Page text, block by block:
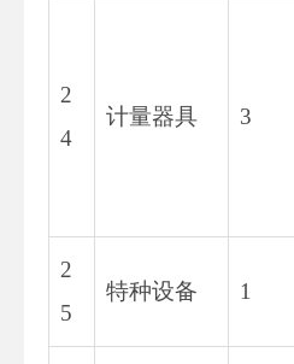
2
4
计量器具 3
2
5
特种设备 1